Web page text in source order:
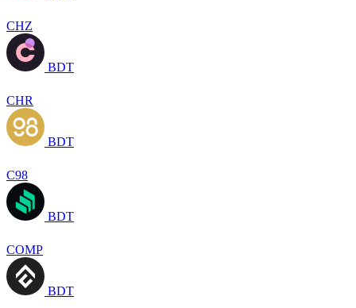
CHZ
BDT
CHR
BDT
C98
BDT
COMP
BDT